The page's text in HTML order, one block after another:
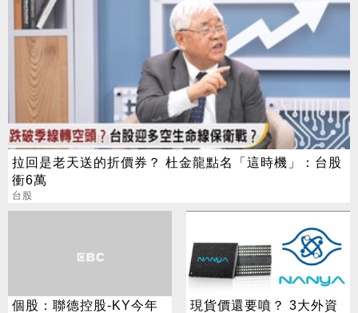
拉回是老天送的折價券？ 杜金龍點名「這時機」：台股
衝6萬
台股
個股：聯德控股-KY今年 現貨價還要噴？ 3大外資